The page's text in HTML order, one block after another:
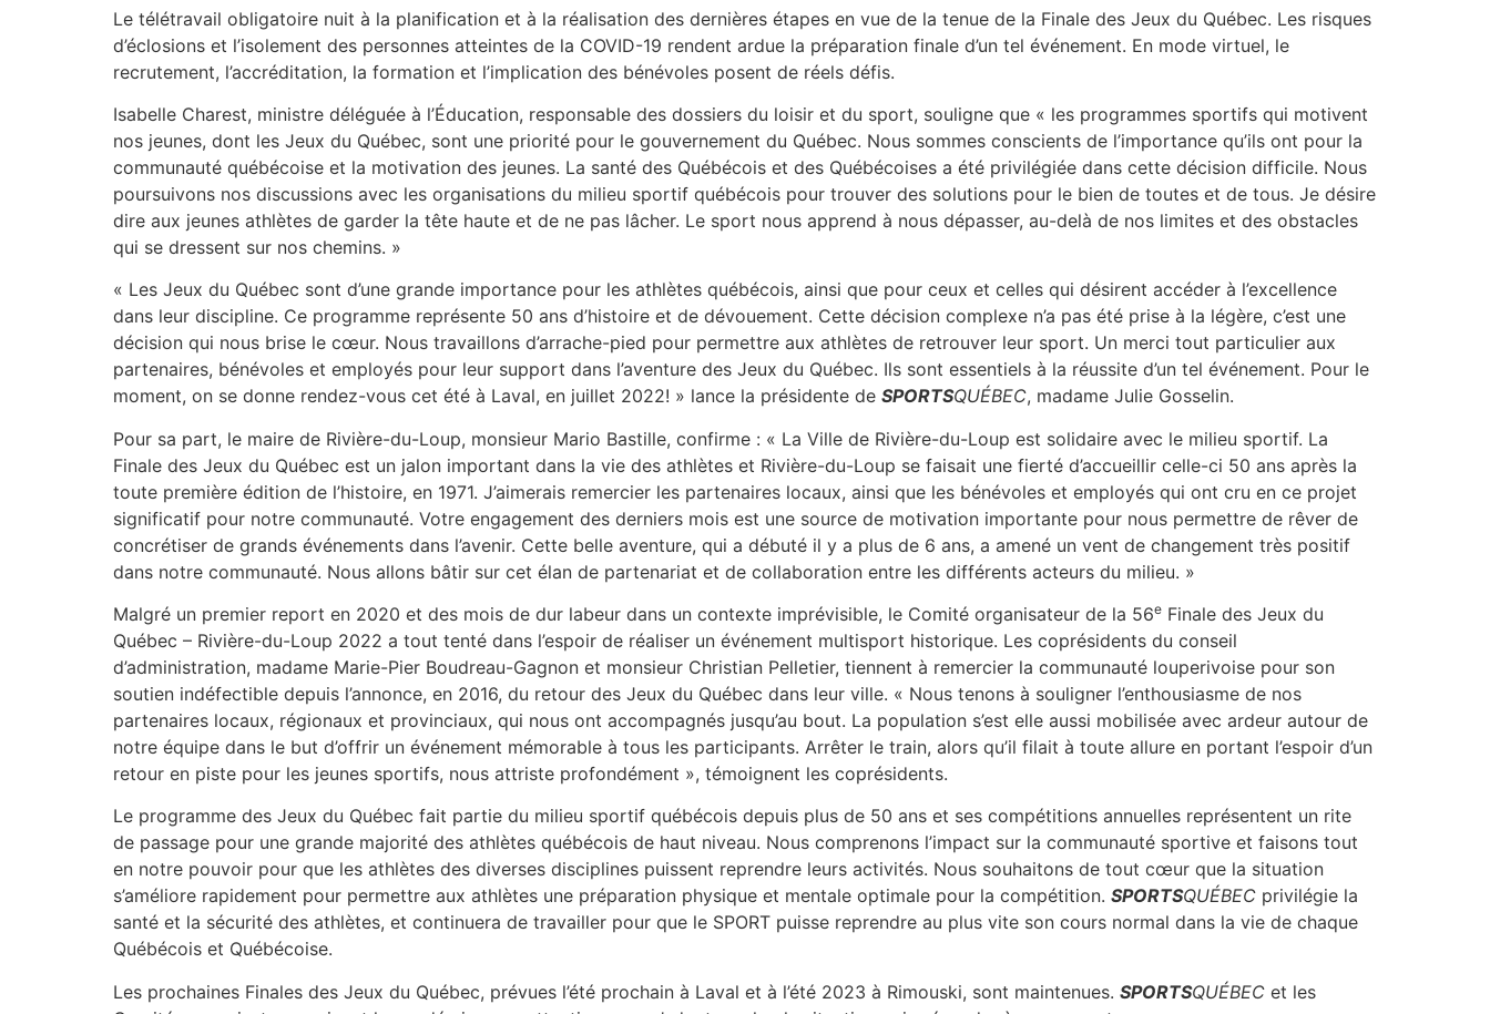
Le télétravail obligatoire nuit à la planification et à la réalisation des dernières étapes en vue de la tenue de la Finale des Jeux du Québec. Les risques
d’éclosions et l’isolement des personnes atteintes de la COVID-19 rendent ardue la préparation finale d’un tel événement. En mode virtuel, le
recrutement, l’accréditation, la formation et l’implication des bénévoles posent de réels défis.
Isabelle Charest, ministre déléguée à l’Éducation, responsable des dossiers du loisir et du sport, souligne que « les programmes sportifs qui motivent
nos jeunes, dont les Jeux du Québec, sont une priorité pour le gouvernement du Québec. Nous sommes conscients de l’importance qu’ils ont pour la
communauté québécoise et la motivation des jeunes. La santé des Québécois et des Québécoises a été privilégiée dans cette décision difficile. Nous
poursuivons nos discussions avec les organisations du milieu sportif québécois pour trouver des solutions pour le bien de toutes et de tous. Je désire
dire aux jeunes athlètes de garder la tête haute et de ne pas lâcher. Le sport nous apprend à nous dépasser, au-delà de nos limites et des obstacles
qui se dressent sur nos chemins. »
« Les Jeux du Québec sont d’une grande importance pour les athlètes québécois, ainsi que pour ceux et celles qui désirent accéder à l’excellence
dans leur discipline. Ce programme représente 50 ans d’histoire et de dévouement. Cette décision complexe n’a pas été prise à la légère, c’est une
décision qui nous brise le cœur. Nous travaillons d’arrache-pied pour permettre aux athlètes de retrouver leur sport. Un merci tout particulier aux
partenaires, bénévoles et employés pour leur support dans l’aventure des Jeux du Québec. Ils sont essentiels à la réussite d’un tel événement. Pour le
moment, on se donne rendez-vous cet été à Laval, en juillet 2022! » lance la présidente de SPORTSQUÉBEC, madame Julie Gosselin.
Pour sa part, le maire de Rivière-du-Loup, monsieur Mario Bastille, confirme : « La Ville de Rivière-du-Loup est solidaire avec le milieu sportif. La
Finale des Jeux du Québec est un jalon important dans la vie des athlètes et Rivière-du-Loup se faisait une fierté d’accueillir celle-ci 50 ans après la
toute première édition de l’histoire, en 1971. J’aimerais remercier les partenaires locaux, ainsi que les bénévoles et employés qui ont cru en ce projet
significatif pour notre communauté. Votre engagement des derniers mois est une source de motivation importante pour nous permettre de rêver de
concrétiser de grands événements dans l’avenir. Cette belle aventure, qui a débuté il y a plus de 6 ans, a amené un vent de changement très positif
dans notre communauté. Nous allons bâtir sur cet élan de partenariat et de collaboration entre les différents acteurs du milieu. »
Malgré un premier report en 2020 et des mois de dur labeur dans un contexte imprévisible, le Comité organisateur de la 56e Finale des Jeux du
Québec – Rivière-du-Loup 2022 a tout tenté dans l’espoir de réaliser un événement multisport historique. Les coprésidents du conseil
d’administration, madame Marie-Pier Boudreau-Gagnon et monsieur Christian Pelletier, tiennent à remercier la communauté louperivoise pour son
soutien indéfectible depuis l’annonce, en 2016, du retour des Jeux du Québec dans leur ville. « Nous tenons à souligner l’enthousiasme de nos
partenaires locaux, régionaux et provinciaux, qui nous ont accompagnés jusqu’au bout. La population s’est elle aussi mobilisée avec ardeur autour de
notre équipe dans le but d’offrir un événement mémorable à tous les participants. Arrêter le train, alors qu’il filait à toute allure en portant l’espoir d’un
retour en piste pour les jeunes sportifs, nous attriste profondément », témoignent les coprésidents.
Le programme des Jeux du Québec fait partie du milieu sportif québécois depuis plus de 50 ans et ses compétitions annuelles représentent un rite
de passage pour une grande majorité des athlètes québécois de haut niveau. Nous comprenons l’impact sur la communauté sportive et faisons tout
en notre pouvoir pour que les athlètes des diverses disciplines puissent reprendre leurs activités. Nous souhaitons de tout cœur que la situation
s’améliore rapidement pour permettre aux athlètes une préparation physique et mentale optimale pour la compétition. SPORTSQUÉBEC privilégie la
santé et la sécurité des athlètes, et continuera de travailler pour que le SPORT puisse reprendre au plus vite son cours normal dans la vie de chaque
Québécois et Québécoise.
Les prochaines Finales des Jeux du Québec, prévues l’été prochain à Laval et à l’été 2023 à Rimouski, sont maintenues. SPORTSQUÉBEC et les